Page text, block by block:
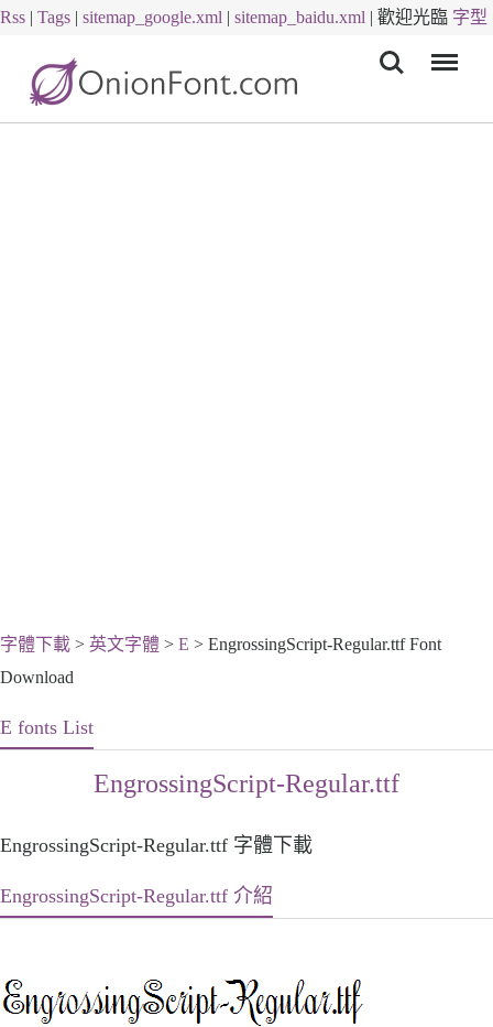
Rss | Tags | sitemap_google.xml | sitemap_baidu.xml | 歡迎光臨 字型
字體下載 > 英文字體 > E > EngrossingScript-Regular.ttf Font
Download
E fonts List
EngrossingScript-Regular.ttf
EngrossingScript-Regular.ttf 字體下載
EngrossingScript-Regular.ttf 介紹